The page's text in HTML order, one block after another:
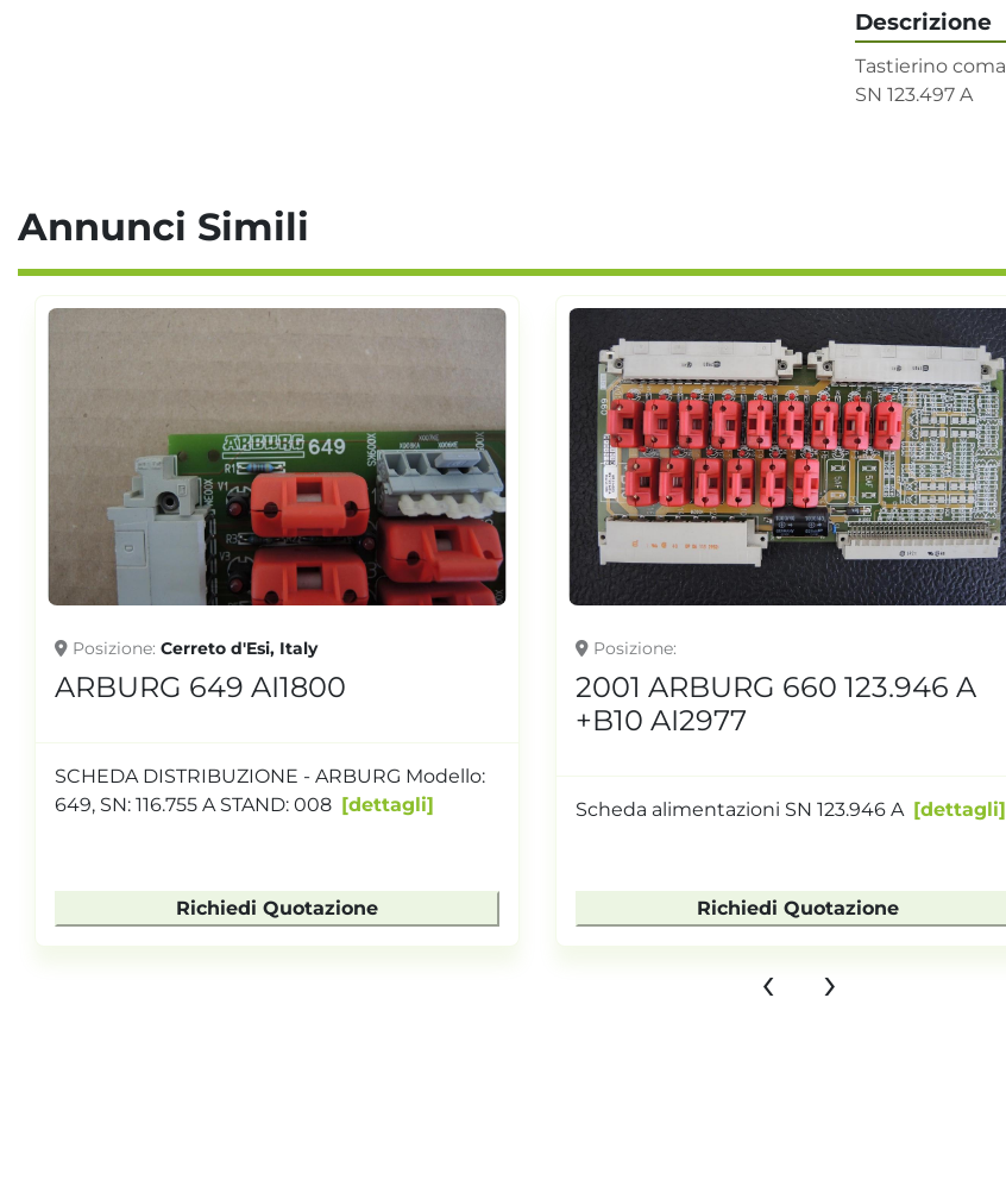
Descrizione
Tastierino
SN 123.497 A
Annunci Simili
Posizione Cerreto d'Esi, Italy
ARBURG 649 AI1800
SCHEDA DISTRIBUZIONE - ARBURG Modello:
649, SN: 116.755 A STAND: 008
dettagli
Richiedi Quotazione
Posizione
2001 ARBURG 660 123.946 A
+B10 AI2977
Scheda alimentazioni SN 123.946 A dettagli
Richiedi Quotazione
‹ ›